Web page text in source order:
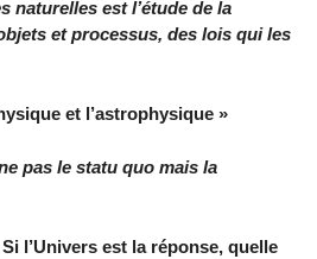
naturelles est l’étude de la
et processus, des lois qui les
et l’astrophysique »
pas le statu quo mais la
l’Univers est la réponse, quelle